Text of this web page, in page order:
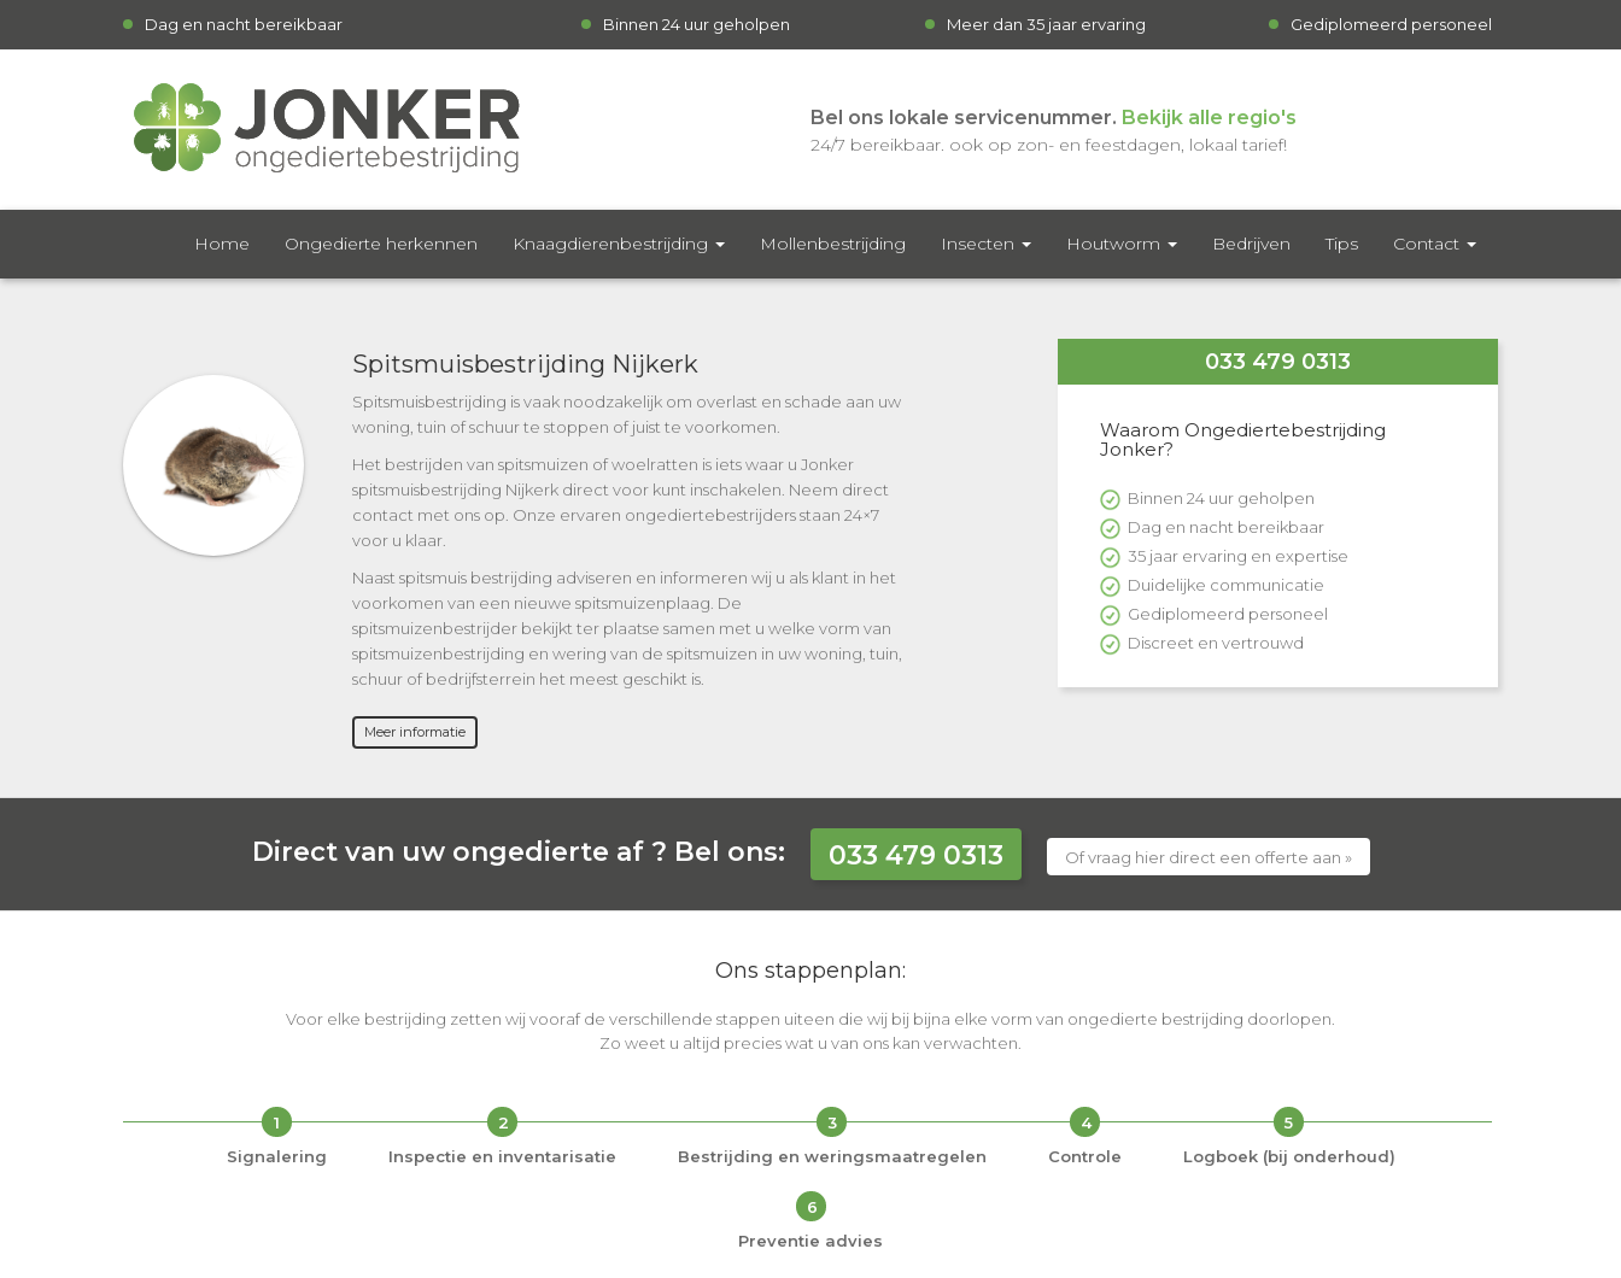
Dag en nacht bereikbaar Binnen 24 uur geholpen Meer dan 35 jaar ervaring Gediplomeerd personeel
Bel ons lokale servicenummer. Bekijk alle regio's
24/7 bereikbaar. ook op zon- en feestdagen, lokaal tarief!
Home Ongedierte herkennen Knaagdierenbestrijding Mollenbestrijding Insecten Houtworm Bedrijven Tips Contact
Spitsmuisbestrijding Nijkerk
Spitsmuisbestrijding is vaak noodzakelijk om overlast en schade aan uw
woning, tuin of schuur te stoppen of juist te voorkomen.
Het bestrijden van spitsmuizen of woelratten is iets waar u Jonker
spitsmuisbestrijding Nijkerk direct voor kunt inschakelen. Neem direct
contact met ons op. Onze ervaren ongediertebestrijders staan 24×7
voor u klaar.
Naast spitsmuis bestrijding adviseren en informeren wij u als klant in het
voorkomen van een nieuwe spitsmuizenplaag. De
spitsmuizenbestrijder bekijkt ter plaatse samen met u welke vorm van
spitsmuizenbestrijding en wering van de spitsmuizen in uw woning, tuin,
schuur of bedrijfsterrein het meest geschikt is.
Meer informatie
033 479 0313
Waarom Ongediertebestrijding
Jonker?
Binnen 24 uur geholpen
Dag en nacht bereikbaar
35 jaar ervaring en expertise
Duidelijke communicatie
Gediplomeerd personeel
Discreet en vertrouwd
Direct van uw ongedierte af ? Bel ons: 033 479 0313 Of vraag hier direct een offerte aan »
Ons stappenplan:
Voor elke bestrijding zetten wij vooraf de verschillende stappen uiteen die wij bij bijna elke vorm van ongedierte bestrijding doorlopen.
Zo weet u altijd precies wat u van ons kan verwachten.
1
Signalering
2
Inspectie en inventarisatie
3
Bestrijding en weringsmaatregelen
4
Controle
5
Logboek (bij onderhoud)
6
Preventie advies